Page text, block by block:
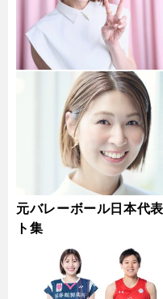
元バレーボール日本代
ト集